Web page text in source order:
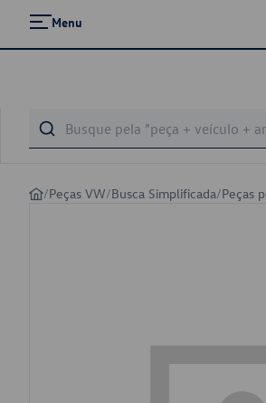
Menu
/Peças VW/Busca Simplificada/Peças